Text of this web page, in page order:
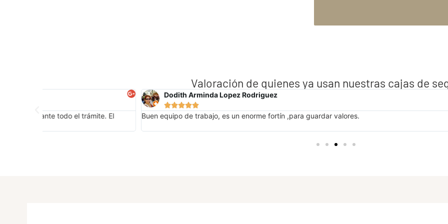
Valoración de quienes ya usan nuestras cajas de
Dodith Arminda Lopez Rodriguez
Buen equipo de trabajo, es un enorme fortín ,para guardar valores.